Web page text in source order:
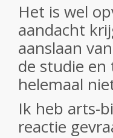
Het is wel
aandacht
aanslaan
de studie
helemaal
Ik heb arts-
reactie